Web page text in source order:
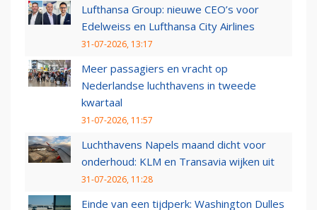
Lufthansa Group: nieuwe CEO’s voor
Edelweiss en Lufthansa City Airlines
31-07-2026, 13:17
Meer passagiers en vracht op
Nederlandse luchthavens in tweede
kwartaal
31-07-2026, 11:57
Luchthavens Napels maand dicht voor
onderhoud: KLM en Transavia wijken uit
31-07-2026, 11:28
Einde van een tijdperk: Washington Dulles